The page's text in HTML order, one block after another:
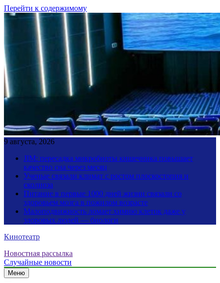
Перейти к содержимому
9 августа, 2026
JIM: пересадка микробиоты кишечника повышает
качество сна через месяц
Ученые связали климат с ростом плоскостопия и
сколиоза
Питание в первые 1000 дней жизни связали со
здоровьем мозга в пожилом возрасте
Малоподвижность ломает химию клеток даже у
здоровых людей — биологи
Кинотеатр
Новостная рассылка
Случайные новости
Меню